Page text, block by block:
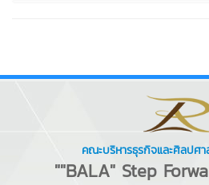
คณะบริหารธุรกิจและศิลปศา
""BALA" Step